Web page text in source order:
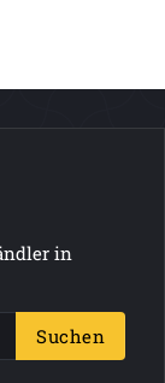
in
Suchen